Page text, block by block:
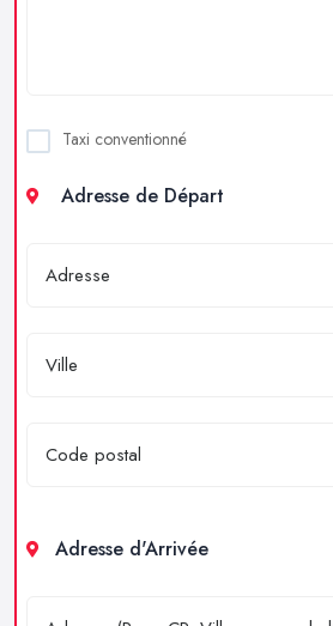
Taxi conventionné
Adresse de Départ
Adresse d'Arrivée